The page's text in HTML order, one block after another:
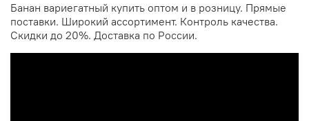
Банан вариегатный купить оптом и в розницу. Прямые
поставки. Широкий ассортимент. Контроль качества.
Скидки до 20%. Доставка по России.